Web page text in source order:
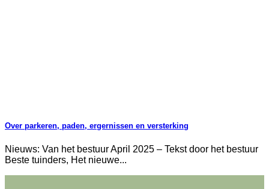
Over parkeren, paden, ergernissen en versterking
Nieuws: Van het bestuur April 2025 – Tekst door het bestuur
Beste tuinders, Het nieuwe...